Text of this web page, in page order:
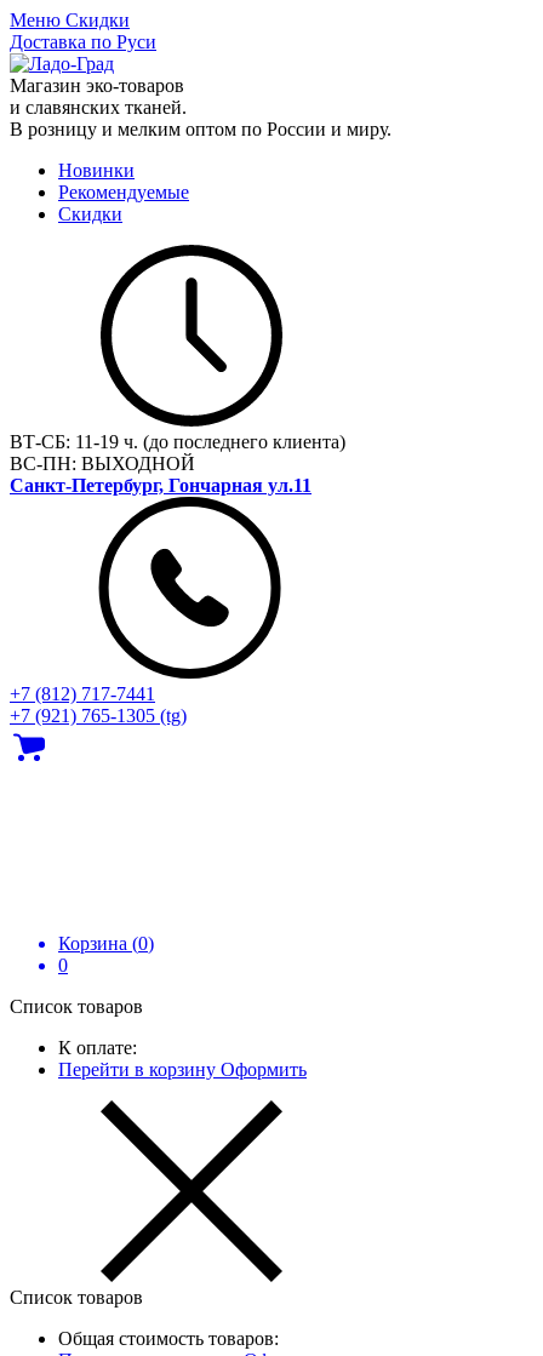
Меню Скидки
Доставка по Руси
Магазин эко-товаров
и славянских тканей.
В розницу и мелким оптом по России и миру.
Новинки
Рекомендуемые
Скидки
ВТ-СБ: 11-19 ч. (до последнего клиента)
ВС-ПН: ВЫХОДНОЙ
Санкт-Петербург, Гончарная ул.11
+7 (812) 717‑7441
+7 (921) 765-1305 (tg)
Корзина (0)
0
Список товаров
К оплате:
Перейти в корзину Оформить
Список товаров
Общая стоимость товаров: